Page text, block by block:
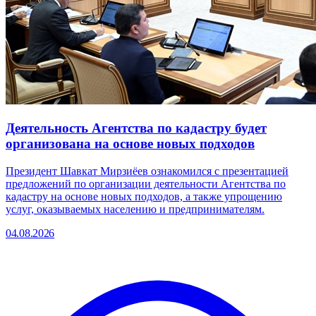
Деятельность Агентства по кадастру будет
организована на основе новых подходов
Президент Шавкат Мирзиёев ознакомился с презентацией
предложений по организации деятельности Агентства по
кадастру на основе новых подходов, а также упрощению
услуг, оказываемых населению и предпринимателям.
04.08.2026